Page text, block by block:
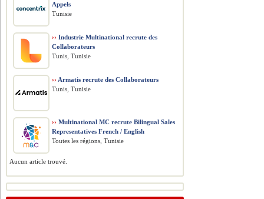
Appels
Tunisie
›› Industrie Multinational recrute des
Collaborateurs
Tunis, Tunisie
›› Armatis recrute des Collaborateurs
Tunis, Tunisie
›› Multinational MC recrute Bilingual Sales
Representatives French / English
Toutes les régions, Tunisie
Aucun article trouvé.